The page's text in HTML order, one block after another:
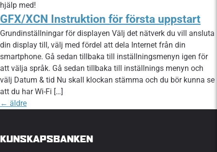
hjälp med!
GFX/XCN Instruktion för första uppstart
Grundinställningar för displayen Välj det nätverk du vill ansluta
din display till, välj med fördel att dela Internet från din
smartphone. Gå sedan tillbaka till inställningsmenyn igen för
att välja språk. Gå sedan tillbaka till inställnings menyn och
välj Datum & tid Nu skall klockan stämma och du bör kunna se
att du har Wi-Fi […]
← äldre
KUNSKAPSBANKEN